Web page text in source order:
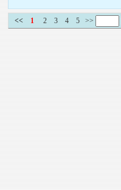
<< 1 2 3 4 5 >>